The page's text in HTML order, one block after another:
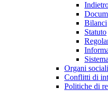
Bilanci
Statuto
Organi
Conflitti di
Politiche di